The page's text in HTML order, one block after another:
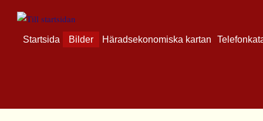
Startsida Bilder Häradsekonomiska kartan